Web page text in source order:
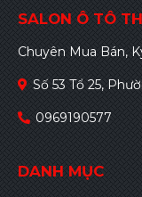
SALON Ô TÔ
Chuyên Mua Bán,
Số 53 Tổ 25,
0969190577
DANH MỤC